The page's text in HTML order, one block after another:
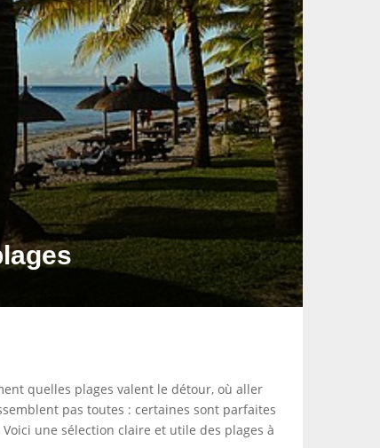
quelles plages valent le détour, où aller
pas toutes : certaines sont parfaites
une sélection claire et utile des plages à